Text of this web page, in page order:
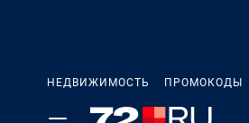
НЕДВИЖИМОСТЬ ПРОМОКОДЫ